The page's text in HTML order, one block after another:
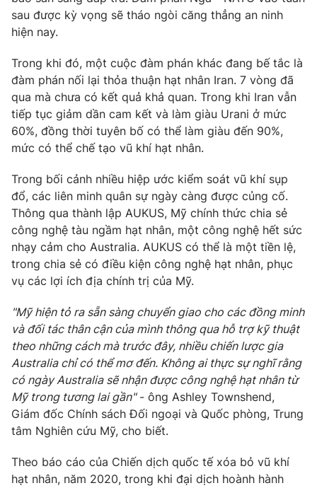
sau được kỳ vọng sẽ tháo ngòi căng thẳng an ninh
hiện nay.
Trong khi đó, một cuộc đàm phán khác đang bế tắc là
đàm phán nối lại thỏa thuận hạt nhân Iran. 7 vòng đã
qua mà chưa có kết quả khả quan. Trong khi Iran vẫn
tiếp tục giảm dần cam kết và làm giàu Urani ở mức
60%, đồng thời tuyên bố có thể làm giàu đến 90%,
mức có thể chế tạo vũ khí hạt nhân.
Trong bối cảnh nhiều hiệp ước kiểm soát vũ khí sụp
đổ, các liên minh quân sự ngày càng được củng cố.
Thông qua thành lập AUKUS, Mỹ chính thức chia sẻ
công nghệ tàu ngầm hạt nhân, một công nghệ hết sức
nhạy cảm cho Australia. AUKUS có thể là một tiền lệ,
trong chia sẻ có điều kiện công nghệ hạt nhân, phục
vụ các lợi ích địa chính trị của Mỹ.
"Mỹ hiện tỏ ra sẵn sàng chuyển giao cho các đồng minh
và đối tác thân cận của mình thông qua hỗ trợ kỹ thuật
theo những cách mà trước đây, nhiều chiến lược gia
Australia chỉ có thể mơ đến. Không ai thực sự nghĩ rằng
có ngày Australia sẽ nhận được công nghệ hạt nhân từ
Mỹ trong tương lai gần"- ông Ashley Townshend,
Giám đốc Chính sách Đối ngoại và Quốc phòng, Trung
tâm Nghiên cứu Mỹ, cho biết.
Theo báo cáo của Chiến dịch quốc tế xóa bỏ vũ khí
hạt nhân, năm 2020, trong khi đại dịch hoành hành